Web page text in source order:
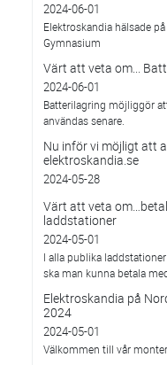
2024-06-01
Elektroskandia hälsade
Gymnasium
Värt att veta om...
2024-06-01
Batterilagring möjliggör
användas senare.
Nu inför vi möjligt att
elektroskandia.se
2024-05-28
Värt att veta
laddstationer
2024-05-01
I alla publika
ska man kunna betala
Elektroskandia på
2024
2024-05-01
Välkommen till vår